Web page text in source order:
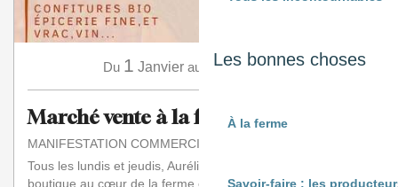
Les bonnes choses
À la ferme
Savoir-faire : les
Du 1 Janvier au 31 Décembre
Marché vente à la ferme
MANIFESTATION COMMERCIALE
Tous les lundis et jeudis, Aurélie vous accueille dans sa
boutique au cœur de la ferme en maraîchage biologique.